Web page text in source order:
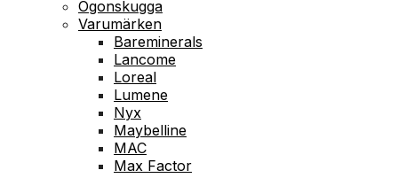
Ögonskugga
Varumärken
Bareminerals
Lancome
Loreal
Lumene
Nyx
Maybelline
MAC
Max Factor